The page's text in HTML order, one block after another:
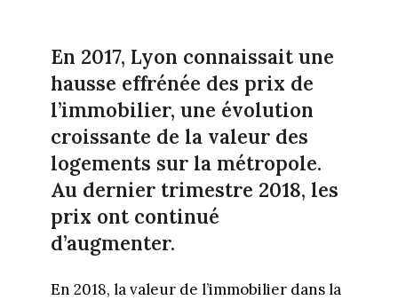
En 2017, Lyon connaissait une
hausse effrénée des prix de
l’immobilier, une évolution
croissante de la valeur des
logements sur la métropole.
Au dernier trimestre 2018, les
prix ont continué
d’augmenter.
En 2018, la valeur de l’immobilier dans la